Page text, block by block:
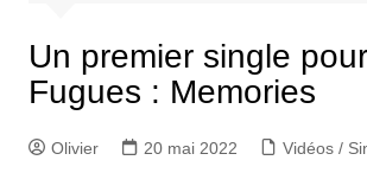
Un premier single pour
Fugues : Memories
Olivier 20 mai 2022 Vidéos /